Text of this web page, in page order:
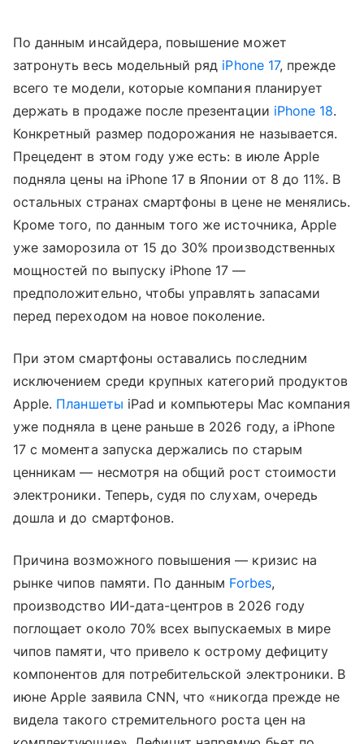
По данным инсайдера, повышение может
затронуть весь модельный ряд iPhone 17, прежде
всего те модели, которые компания планирует
держать в продаже после презентации iPhone 18.
Конкретный размер подорожания не называется.
Прецедент в этом году уже есть: в июле Apple
подняла цены на iPhone 17 в Японии от 8 до 11%. В
остальных странах смартфоны в цене не менялись.
Кроме того, по данным того же источника, Apple
уже заморозила от 15 до 30% производственных
мощностей по выпуску iPhone 17 —
предположительно, чтобы управлять запасами
перед переходом на новое поколение.
При этом смартфоны оставались последним
исключением среди крупных категорий продуктов
Apple. Планшеты iPad и компьютеры Mac компания
уже подняла в цене раньше в 2026 году, а iPhone
17 с момента запуска держались по старым
ценникам — несмотря на общий рост стоимости
электроники. Теперь, судя по слухам, очередь
дошла и до смартфонов.
Причина возможного повышения — кризис на
рынке чипов памяти. По данным Forbes,
производство ИИ-дата-центров в 2026 году
поглощает около 70% всех выпускаемых в мире
чипов памяти, что привело к острому дефициту
компонентов для потребительской электроники. В
июне Apple заявила CNN, что «никогда прежде не
видела такого стремительного роста цен на